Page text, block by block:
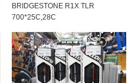
BRIDGESTONE R1X TLR
700*25C,28C